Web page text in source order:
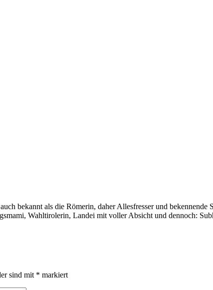
bekannt als die Römerin, daher Allesfresser und
Wahltirolerin, Landei mit voller Absicht und dennoch:
sind mit * markiert